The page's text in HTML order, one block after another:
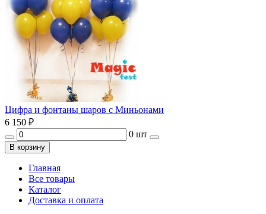
Цифра и фонтаны шаров с Миньонами
6 150 ₽
0 шт
В корзину
Главная
Все товары
Каталог
Доставка и оплата